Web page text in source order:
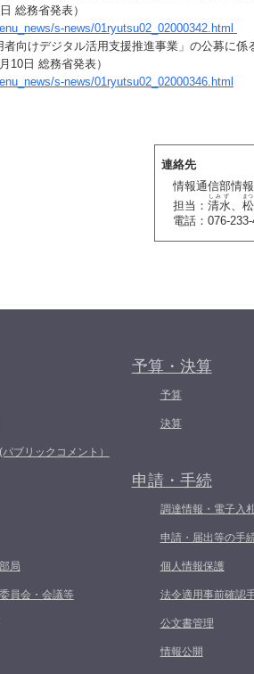
総務省発表）
s-news/01ryutsu02_02000342.html
者向けデジタル活用支援推進事業」の公募に
10日 総務省発表）
s-news/01ryutsu02_02000346.html
連絡先
情報通信部情
担当： 清水
しみず
、
ま
電話：076-
ブリックコメント）
局
員会・会議等
予算・決算
予算
決算
申請・手続
調達情報・電子入
申請・届出等の手
個人情報保護
法令適用事前確認
公文書管理
情報公開